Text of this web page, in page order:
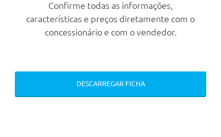
Direcção Assistida
Cabo De Carregamento 6m
(Type 2 Model 3 32a)
Confirme todas as informações,
características e preços diretamente com o
concessionário e com o vendedor.
DESCARREGAR FICHA